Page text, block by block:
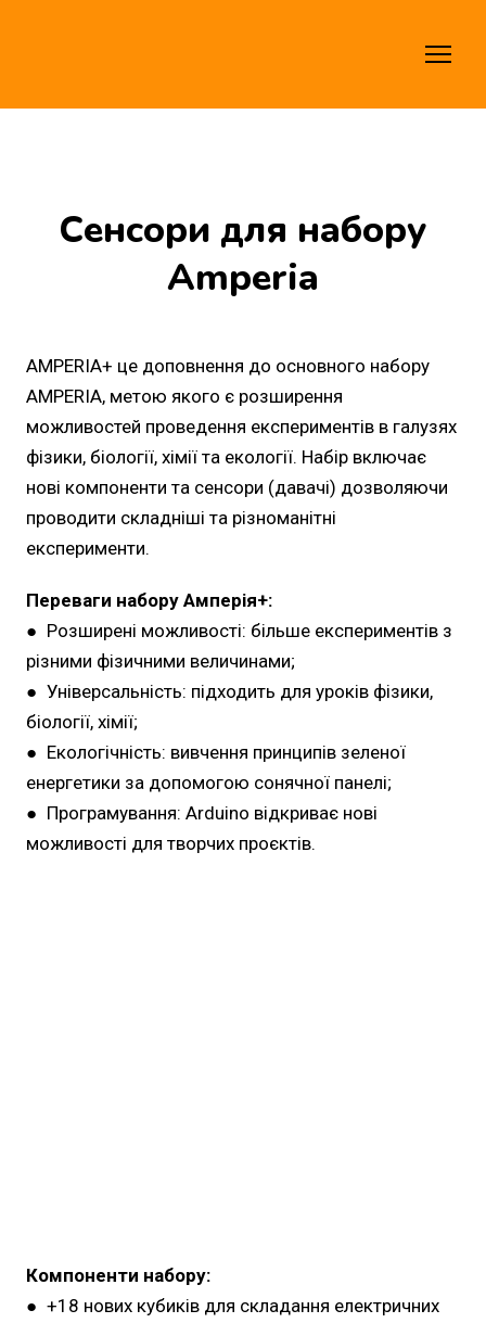
Сенсори для набору
Amperia
AMPERIA+ це доповнення до основного набору
AMPERIA, метою якого є розширення
можливостей проведення експериментів в галузях
фізики, біології, хімії та екології. Набір включає
нові компоненти та сенсори (давачі) дозволяючи
проводити складніші та різноманітні
експерименти.
Переваги набору Амперія+:
● Розширені можливості: більше експериментів з
різними фізичними величинами;
● Універсальність: підходить для уроків фізики,
біології, хімії;
● Екологічність: вивчення принципів зеленої
енергетики за допомогою сонячної панелі;
● Програмування: Arduino відкриває нові
можливості для творчих проєктів.
Компоненти набору:
● +18 нових кубиків для складання електричних